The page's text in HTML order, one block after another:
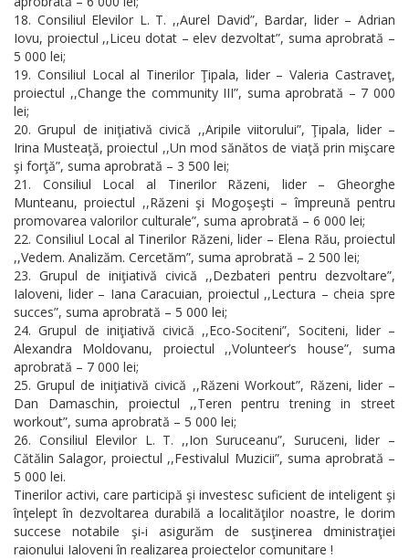
Consiliul Elevilor L. T. ,,Aurel David”, Bardar, lider – Adrian
Iovu, proiectul ,,Liceu dotat – elev dezvoltat”, suma aprobrată –
5 000 lei;
Consiliul Local al Tinerilor Ţipala, lider – Valeria Castraveţ,
proiectul ,,Change the community III”, suma aprobrată – 7 000
lei;
Grupul de iniţiativă civică ,,Aripile viitorului”, Ţipala, lider –
Irina Musteaţă, proiectul ,,Un mod sănătos de viaţă prin mişcare
şi forţă”, suma aprobrată – 3 500 lei;
Consiliul Local al Tinerilor Răzeni, lider – Gheorghe
Munteanu, proiectul ,,Răzeni şi Mogoşeşti – împreună pentru
promovarea valorilor culturale”, suma aprobrată – 6 000 lei;
Consiliul Local al Tinerilor Răzeni, lider – Elena Rău, proiectul
,,Vedem. Analizăm. Cercetăm”, suma aprobrată – 2 500 lei;
Grupul de iniţiativă civică ,,Dezbateri pentru dezvoltare”,
Ialoveni, lider – Iana Caracuian, proiectul ,,Lectura – cheia spre
succes”, suma aprobrată – 5 000 lei;
Grupul de iniţiativă civică ,,Eco-Sociteni”, Sociteni, lider –
Alexandra Moldovanu, proiectul ,,Volunteer’s house”, suma
aprobrată – 7 000 lei;
Grupul de iniţiativă civică ,,Răzeni Workout”, Răzeni, lider –
Dan Damaschin, proiectul ,,Teren pentru trening in street
workout”, suma aprobrată – 5 000 lei;
Consiliul Elevilor L. T. ,,Ion Suruceanu”, Suruceni, lider –
Cătălin Salagor, proiectul ,,Festivalul Muzicii”, suma aprobrată –
5 000 lei.
Tinerilor activi, care participă şi investesc suficient de inteligent şi
înţelept în dezvoltarea durabilă a localităţilor noastre, le dorim
succese notabile şi-i asigurăm de susţinerea dministraţiei
raionului Ialoveni în realizarea proiectelor comunitare !